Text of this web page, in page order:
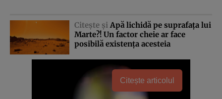
Citeşte şi Apă lichidă pe suprafaţa lui
Marte?! Un factor cheie ar face
posibilă existenţa acesteia
Citește articolul